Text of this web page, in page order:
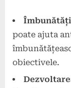
poate ajuta
obiectivele.